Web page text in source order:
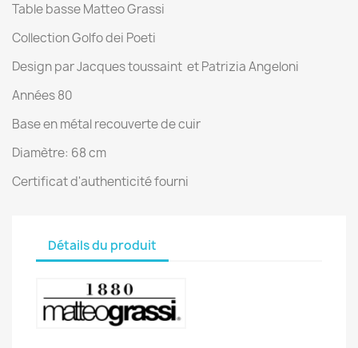
Table basse Matteo Grassi
Collection Golfo dei Poeti
Design par Jacques toussaint et Patrizia Angeloni
Années 80
Base en métal recouverte de cuir
Diamètre: 68 cm
Certificat d'authenticité fourni
Détails du produit